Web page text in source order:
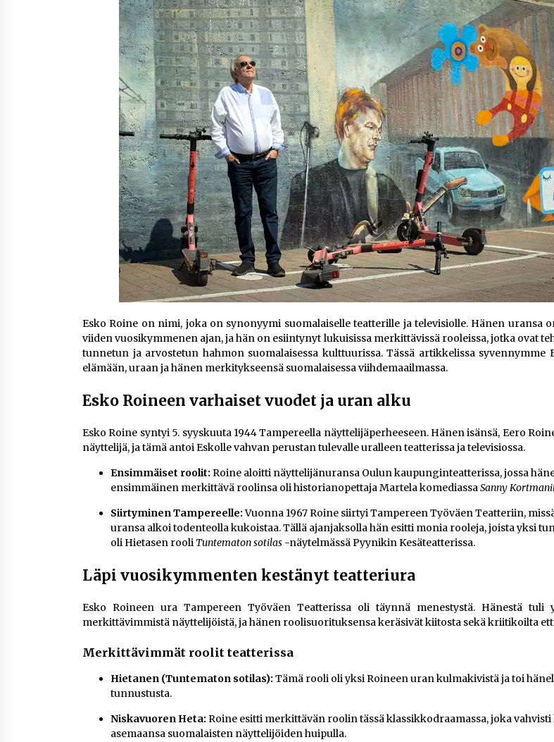
Nina Rung – rikollisuuden tutkija ja
väkivallan ehkäisyn näkyvä ääni
2 viikkoa sitten
Pia Töyli – tapaus, joka jäi
Suomen rikoshistoriaa
3 viikkoa sitten
Uutisankkuri Jan Andersson vaimo
– faktat ja huhut
4 viikkoa sitten
Pamela Anderson ikä, ura
4 viikkoa sitten
Esko Roine on nimi, joka on synonyymi suomalaiselle teatterille ja televisiolle. Hänen uransa
viiden vuosikymmenen ajan, ja hän on esiintynyt lukuisissa merkittävissä rooleissa, jotka ovat
tunnetun ja arvostetun hahmon suomalaisessa kulttuurissa. Tässä artikkelissa syvennymme
elämään, uraan ja hänen merkitykseensä suomalaisessa viihdemaailmassa.
Esko Roineen varhaiset vuodet ja uran alku
Esko Roine syntyi 5. syyskuuta 1944 Tampereella näyttelijäperheeseen. Hänen isänsä, Eero
näyttelijä, ja tämä antoi Eskolle vahvan perustan tulevalle uralleen teatterissa ja televisiossa.
Ensimmäiset roolit: Roine aloitti näyttelijänuransa Oulun kaupunginteatterissa, jossa
ensimmäinen merkittävä roolinsa oli historianopettaja Martela komediassaSanny
Siirtyminen Tampereelle:Vuonna 1967 Roine siirtyi Tampereen Työväen Teatteriin,
uransa alkoi todenteolla kukoistaa. Tällä ajanjaksolla hän esitti monia rooleja, joista yksi
oli Hietasen rooli Tuntematon sotilas -näytelmässä Pyynikin Kesäteatterissa.
Läpi vuosikymmenten kestänyt teatteriura
Esko Roineen ura Tampereen Työväen Teatterissa oli täynnä menestystä. Hänestä tuli
merkittävimmistä näyttelijöistä, ja hänen roolisuorituksensa keräsivät kiitosta sekä kriitikoilta
Merkittävimmät roolit teatterissa
Hietanen (Tuntematon sotilas): Tämä rooli oli yksi Roineen uran kulmakivistä ja toi
tunnustusta.
Niskavuoren Heta: Roine esitti merkittävän roolin tässä klassikkodraamassa, joka vahvisti
asemaansa suomalaisten näyttelijöiden huipulla.